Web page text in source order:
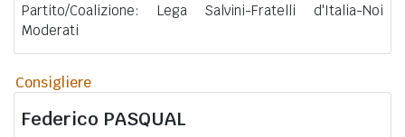
Partito/Coalizione: Lega Salvini-Fratelli d'Italia-Noi
Moderati
Consigliere
Federico PASQUAL